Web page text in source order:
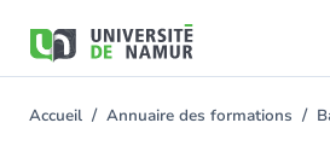
contenu
You
Accueil Annuaire des formations